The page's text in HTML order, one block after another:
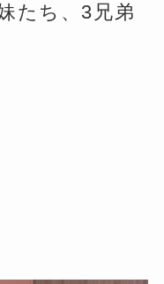
たち、3兄弟